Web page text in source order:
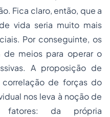
Fica claro, então, que a
vida seria muito mais
Por conseguinte, os
de meios para operar o
A proposição de
de forças do
nos leva à noção de
fatores: da própria